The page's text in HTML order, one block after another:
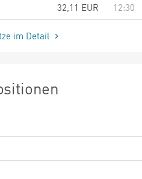
32,11 EUR 12:30
im Detail